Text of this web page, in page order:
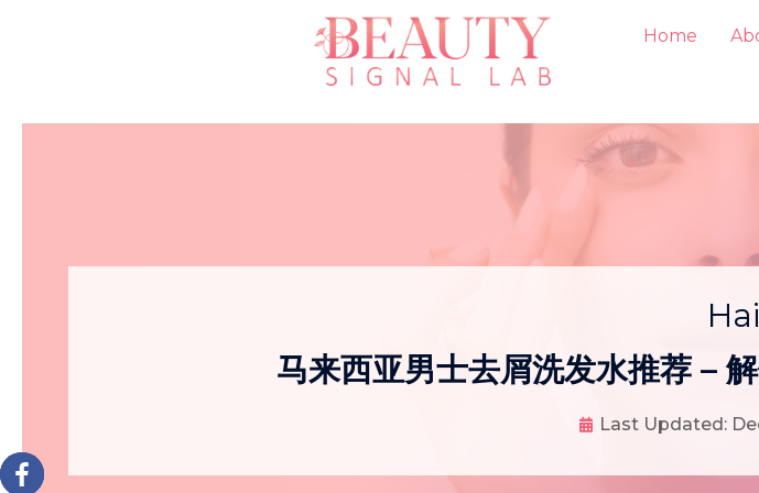
Home
马来西亚男士去屑洗发水推荐 –
Last Updated: